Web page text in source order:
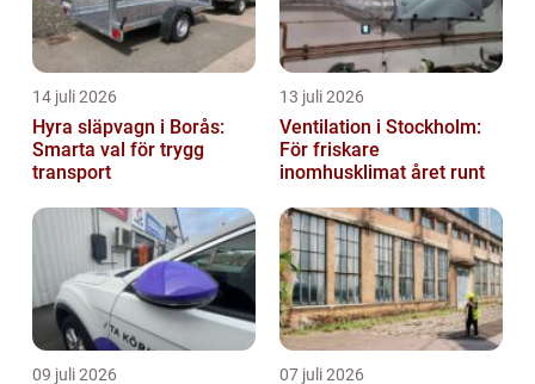
14 juli 2026
Hyra släpvagn i Borås:
Smarta val för trygg
transport
13 juli 2026
Ventilation i Stockholm:
För friskare
inomhusklimat året runt
09 juli 2026 07 juli 2026